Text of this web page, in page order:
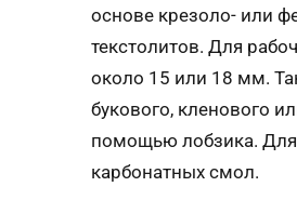
основе крезоло- или
текстолитов. Для
около 15 или 18 мм.
букового, кленового
помощью лобзика. Для
карбонатных смол.